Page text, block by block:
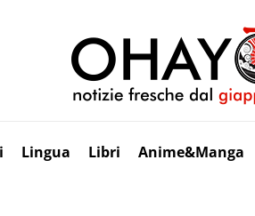
Lingua Libri Anime&Manga